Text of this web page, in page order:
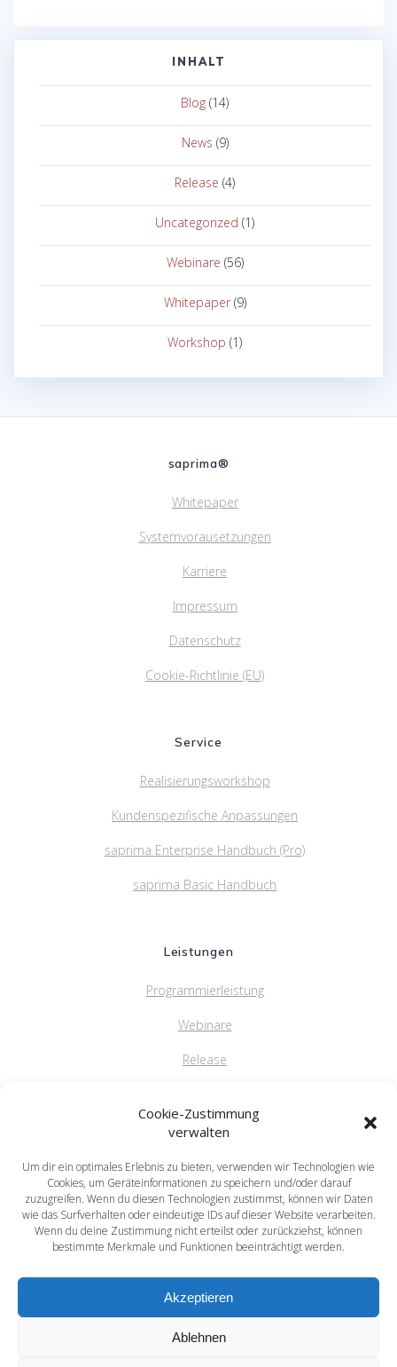
Cookie-Zustimmung
verwalten
Um dir ein optimales Erlebnis zu bieten, verwenden wir Technologien wie
Cookies, um Geräteinformationen zu speichern und/oder darauf
zuzugreifen. Wenn du diesen Technologien zustimmst, können wir Daten
wie das Surfverhalten oder eindeutige IDs auf dieser Website verarbeiten.
Wenn du deine Zustimmung nicht erteilst oder zurückziehst, können
bestimmte Merkmale und Funktionen beeinträchtigt werden.
Akzeptieren
Ablehnen
INHALT
Blog (14)
News (9)
Release (4)
Uncategorized (1)
Webinare (56)
Whitepaper(9)
Workshop (1)
saprima®
Whitepaper
Systemvorausetzungen
Karriere
Impressum
Datenschutz
Cookie-Richtlinie (EU)
Service
Realisierungsworkshop
Kundenspezifische Anpassungen
saprima Enterprise Handbuch (Pro)
saprima Basic Handbuch
Leistungen
Programmierleistung
Webinare
Release
saprima GmbH
Salvatorstr. 5
84051 Essenbach
Tel: +49 871 / 20216622